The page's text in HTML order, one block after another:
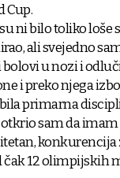
Cup.
ni bilo toliko loše
ali svejedno
u nozi i
i preko njega
primarna
sam da imam
konkurencija
12 olimpijskih